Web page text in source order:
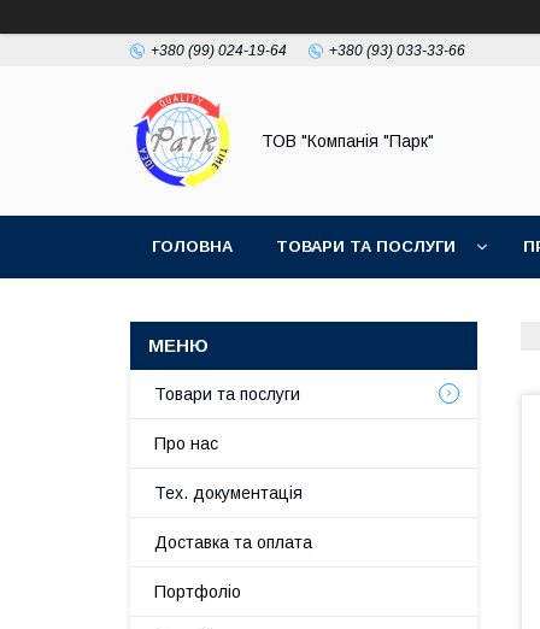
+380 (99) 024-19-64 +380 (93) 033-33-66
ТОВ "Компанія "Парк"
ГОЛОВНА ТОВАРИ ТА ПОСЛУГИ
Товари та послуги
Про нас
Тех. документація
Доставка та оплата
Портфоліо